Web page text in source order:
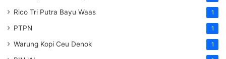
Rico Tri Putra Bayu Waas 1
PTPN 1
Warung Kopi Ceu Denok 1